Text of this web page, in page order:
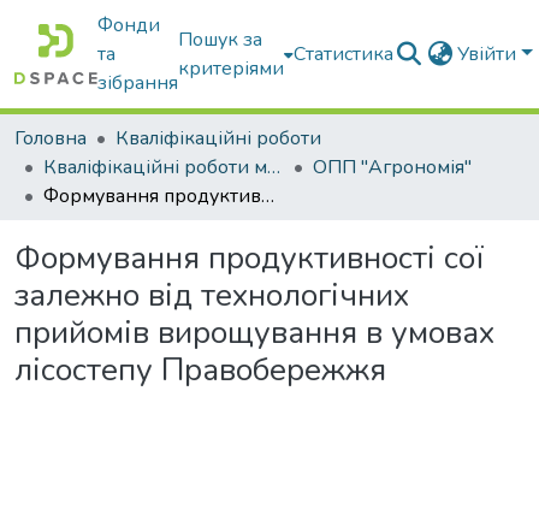
Фонди
та
зібрання
Пошук за
критеріями
Статистика Увійти
Головна
Кваліфікаційні роботи
Кваліфікаційні роботи магістрів
ОПП "Агрономія"
Формування продуктивності сої залежно від технологічних прийомів вирощування в умовах лісостепу Правобережжя
Формування продуктивності сої
залежно від технологічних
прийомів вирощування в умовах
лісостепу Правобережжя